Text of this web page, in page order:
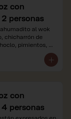
con
personas
al wok
chicharrón de
pimientos,
expresados en
con
personas